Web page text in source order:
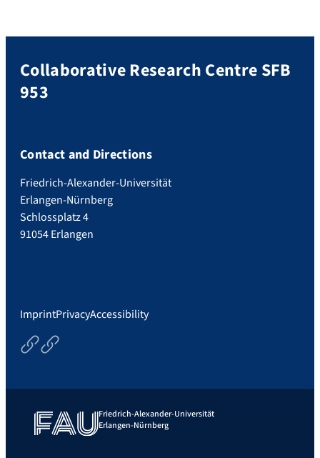
Collaborative Research Centre SFB
953
Contact and Directions
Friedrich-Alexander-Universität
Erlangen-Nürnberg
Schlossplatz 4
91054 Erlangen
ImprintPrivacyAccessibility
Privacydeclaration
Imprint
Friedrich-Alexander-Universität
Erlangen-Nürnberg